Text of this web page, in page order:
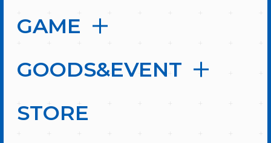
GAME
GOODS&EVENT
STORE